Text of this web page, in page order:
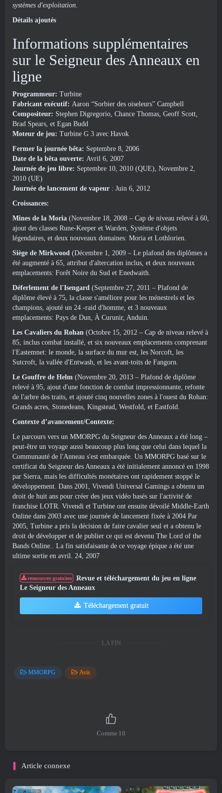
systèmes d'exploitation.
Détails ajoutés
Informations supplémentaires
sur le Seigneur des Anneaux en
ligne
Programmeur: Turbine
Fabricant exécutif: Aaron “Sorbier des oiseleurs” Campbell
Compositeur: Stephen Digregorio, Chance Thomas, Geoff Scott,
Brad Spears, et Egan Budd
Moteur de jeu: Turbine G 3 avec Havok
Fermer la journée bêta: Septembre 8, 2006
Date de la bêta ouverte: Avril 6, 2007
Journée de jeu libre: Septembre 10, 2010 (QUE), Novembre 2,
2010 (UE)
Journée de lancement de vapeur : Juin 6, 2012
Croissances:
Mines de la Moria (Novembre 18, 2008 – Cap de niveau relevé à 60,
ajout des classes Rune-Keeper et Warden, Système d'objets
légendaires, et deux nouveaux domaines: Moria et Lothlorien.
Siège de Mirkwood (Décembre 1, 2009 – Le plafond des diplômes a
été augmenté à 65, attribut d'altercation inclus, et deux nouveaux
emplacements: Forêt Noire du Sud et Enedwaith.
Déferlement de l'Isengard (Septembre 27, 2011 – Plafond de
diplôme élevé à 75, la classe s'améliore pour les ménestrels et les
champions, ajouté un 24 -raid d'homme, et 3 nouveaux
emplacements: Pays de Dun, À Curunir, Anduin.
Les Cavaliers du Rohan (Octobre 15, 2012 – Cap de niveau relevé à
85, inclus combat installé, et six nouveaux emplacements comprenant
l'Eastemnet: le monde, la surface du mur est, les Norcoft, les
Sutcroft, la vallée d'Entwash, et les avant-toits de Fangorn.
Le Gouffre de Helm (Novembre 20, 2013 – Plafond de diplôme
relevé à 95, ajout d'une fonction de combat impressionnante, refonte
de l'arbre des traits, et ajouté cinq nouvelles zones à l'ouest du Rohan:
Grands acres, Stonedeans, Kingstead, Westfold, et Eastfold.
Contexte d’avancement/Contexte:
Le parcours vers un MMORPG du Seigneur des Anneaux a été long –
peut-être un voyage aussi beaucoup plus long que celui dans lequel la
Communauté de l'Anneau s'est embarquée. Un MMORPG basé sur le
certificat du Seigneur des Anneaux a été initialement annoncé en 1998
par Sierra, mais les difficultés monétaires ont rapidement stoppé le
développement. Dans 2001, Vivendi Universal Gamings a obtenu un
droit de huit ans pour créer des jeux vidéo basés sur l'activité de
franchise LOTR. Vivendi et Turbine ont ensuite dévoilé Middle-Earth
Online dans 2003 avec une journée de lancement fixée à 2004 Par
2005, Turbine a pris la décision de faire cavalier seul et a obtenu le
droit de développer et de publier ce qui est devenu The Lord of the
Bands Online.. La fin satisfaisante de ce voyage épique a été une
ultime sortie en avril. 24, 2007
ressources gratuites
Revue et téléchargement du jeu en ligne
Le Seigneur des Anneaux
Téléchargement gratuit
LA FIN
MMORPG Avis
Comme 10
Article connexe